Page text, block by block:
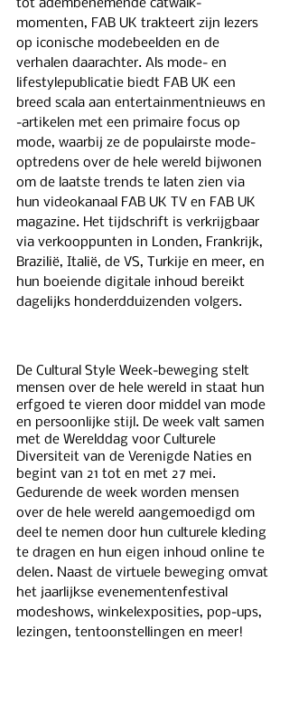
tot adembenemende catwalk-
momenten, FAB UK trakteert zijn lezers
op iconische modebeelden en de
verhalen daarachter. Als mode- en
lifestylepublicatie biedt FAB UK een
breed scala aan entertainmentnieuws en
-artikelen met een primaire focus op
mode, waarbij ze de populairste mode-
optredens over de hele wereld bijwonen
om de laatste trends te laten zien via
hun videokanaal FAB UK TV en FAB UK
magazine. Het tijdschrift is verkrijgbaar
via verkooppunten in Londen, Frankrijk,
Brazilië, Italië, de VS, Turkije en meer, en
hun boeiende digitale inhoud bereikt
dagelijks honderdduizenden volgers.
De Cultural Style Week-beweging stelt
mensen over de hele wereld in staat hun
erfgoed te vieren door middel van mode
en persoonlijke stijl. De week valt samen
met de Werelddag voor Culturele
Diversiteit van de Verenigde Naties en
begint van 21 tot en met 27 mei.
Gedurende de week worden mensen
over de hele wereld aangemoedigd om
deel te nemen door hun culturele kleding
te dragen en hun eigen inhoud online te
delen. Naast de virtuele beweging omvat
het jaarlijkse evenementenfestival
modeshows, winkelexposities, pop-ups,
lezingen, tentoonstellingen en meer!